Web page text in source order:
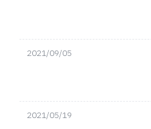
2021/09/05
2021/05/19